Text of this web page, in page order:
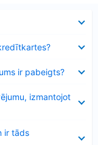
ir pabeigts?
izmantojot
ir tāds